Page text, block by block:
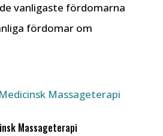
vanligaste fördomarna
fördomar om
Massageterapi